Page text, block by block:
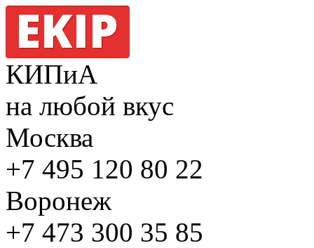
КИПиА
на любой вкус
Москва
+7 495 120 80 22
Воронеж
+7 473 300 35 85